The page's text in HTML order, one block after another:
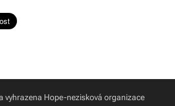
vyhrazena Hope-nezisková organizace